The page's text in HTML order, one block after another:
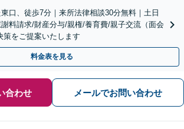
東口、徒歩7分｜来所法律相談30分無料｜土日
料請求/財産分与/親権/養育費/親子交流（面会
策をご提案いたします
料金表を見る
合わせ メールでお問い合わせ